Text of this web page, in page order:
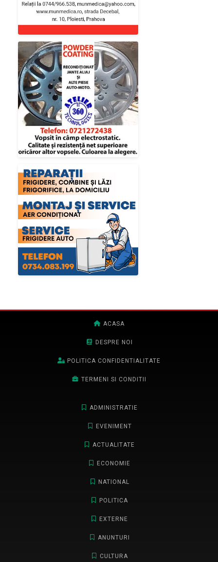
ACASA
DESPRE NOI
POLITICA CONFIDENTIALITATE
TERMENI SI CONDITII
ADMINISTRATIE
EVENIMENT
ACTUALITATE
ECONOMIE
NATIONAL
POLITICA
EXTERNE
ANUNTURI
CULTURA